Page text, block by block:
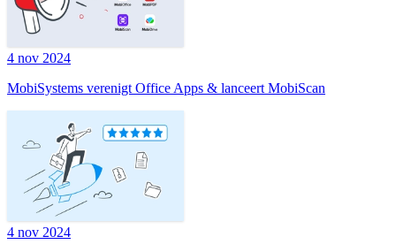
4 nov 2024
MobiSystems verenigt Office Apps & lanceert MobiScan
4 nov 2024